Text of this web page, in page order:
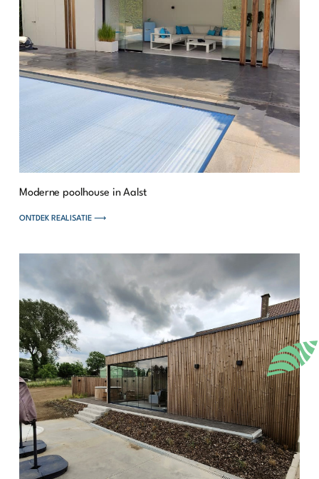
Moderne poolhouse in Aalst
ONTDEK REALISATIE ⟶